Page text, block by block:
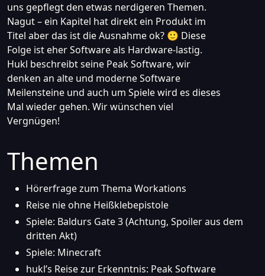
uns gepflegt den etwas nerdigeren Themen.
Nagut – ein Kapitel hat direkt ein Produkt im
Titel aber das ist die Ausnahme ok? 🙂 Diese
Folge ist eher Software als Hardware-lastig.
Hukl beschreibt seine Peak Software, wir
denken an alte und moderne Software
Meilensteine und auch um Spiele wird es dieses
Mal wieder gehen. Wir wünschen viel
Vergnügen!
Themen
Hörerfrage zum Thema Workations
Reise nie ohne Heißklebepistole
Spiele: Baldurs Gate 3 (Achtung, Spoiler aus dem
dritten Akt)
Spiele: Minecraft
hukl’s Reise zur Erkenntnis: Peak Software